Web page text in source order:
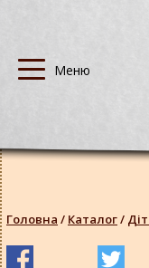
Головна / Каталог/